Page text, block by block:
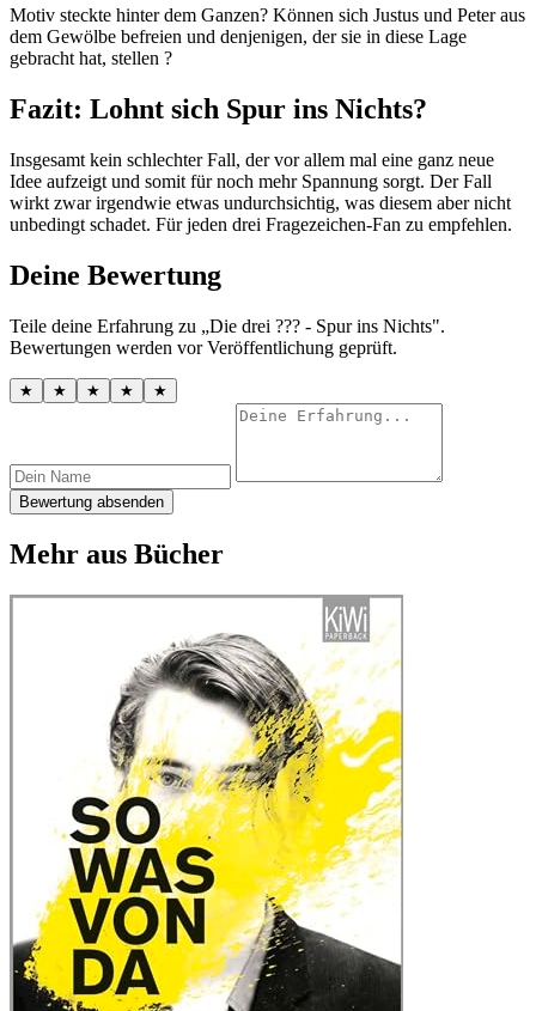
Motiv steckte hinter dem Ganzen? Können sich Justus und Peter aus
dem Gewölbe befreien und denjenigen, der sie in diese Lage
gebracht hat, stellen ?
Fazit: Lohnt sich Spur ins Nichts?
Insgesamt kein schlechter Fall, der vor allem mal eine ganz neue
Idee aufzeigt und somit für noch mehr Spannung sorgt. Der Fall
wirkt zwar irgendwie etwas undurchsichtig, was diesem aber nicht
unbedingt schadet. Für jeden drei Fragezeichen-Fan zu empfehlen.
Deine Bewertung
Teile deine Erfahrung zu „Die drei ??? - Spur ins Nichts".
Bewertungen werden vor Veröffentlichung geprüft.
★ ★ ★ ★ ★
Bewertung absenden
Mehr aus Bücher